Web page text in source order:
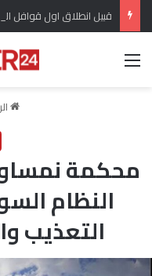
القائمة
محكمة
النظام
التعذيب